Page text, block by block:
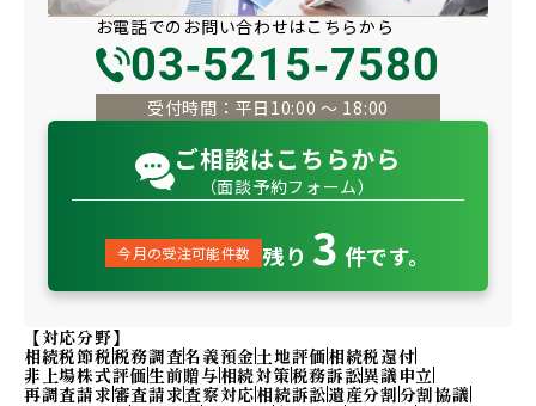
お電話での お問い合わせはこちらから
03-5215-7580
受付時間：平日10:00 〜 18:00
ご相談はこちらから
（面談予約フォーム）
今月の受注可能件数 残り 3 件です。
【対応分野】
相続税節税税務調査名義預金土地評価相続税還付
非上場株式評価生前贈与相続対策税務訴訟異議申立
再調査請求審査請求査察対応相続訴訟遺産分割分割協議